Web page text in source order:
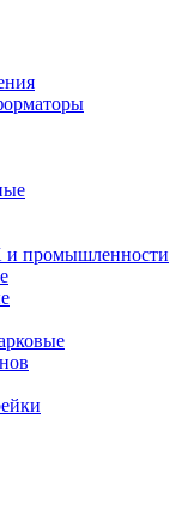
промышленности